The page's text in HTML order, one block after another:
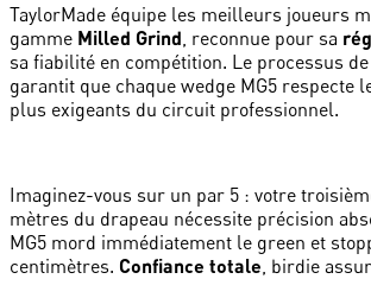
TaylorMade équipe les meilleurs joueurs
gamme Milled Grind , reconnue pour sa
sa fiabilité en compétition. Le processus
garantit que chaque wedge MG5 respecte
plus exigeants du circuit professionnel.
Imaginez-vous sur un par 5 : votre
mètres du drapeau nécessite précision
MG5 mord immédiatement le green et
centimètres. Confiance totale , birdie